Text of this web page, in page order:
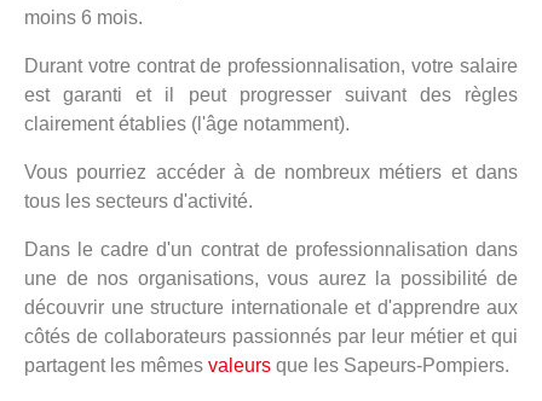
moins 6 mois.
Durant votre contrat de professionnalisation, votre salaire
est garanti et il peut progresser suivant des règles
clairement établies (l'âge notamment).
Vous pourriez accéder à de nombreux métiers et dans
tous les secteurs d'activité.
Dans le cadre d'un contrat de professionnalisation dans
une de nos organisations, vous aurez la possibilité de
découvrir une structure internationale et d'apprendre aux
côtés de collaborateurs passionnés par leur métier et qui
partagent les mêmes valeurs que les Sapeurs-Pompiers.